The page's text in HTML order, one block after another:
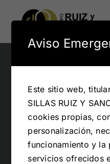
Colección mesas y sillas
Colección kross
Conócenos
Aviso
Este sitio web,
SILLAS RUIZ Y
cookies propias,
personalización,
funcionamiento y la
servicios ofrecidos